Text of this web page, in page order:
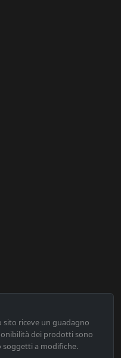
riceve un guadagno
dei prodotti sono
soggetti a modifiche.